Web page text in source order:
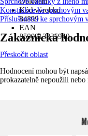
Kód výrobku
84899
EAN
8590913835940
Konstrukce ke sprchovým
Příslušenství ke sprchovým
Zákaznická
Přeskočit oblast
Hodnocení mohou být
prokazatelně nepoužili